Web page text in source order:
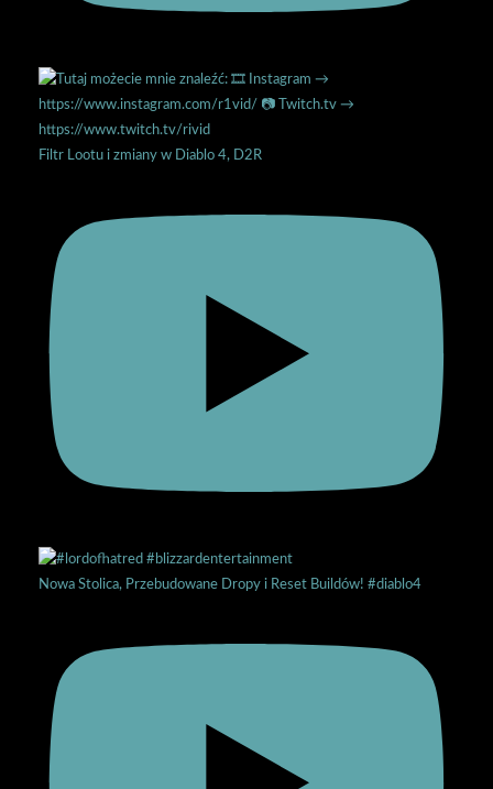
Filtr Lootu i zmiany w Diablo 4, D2R
Nowa Stolica, Przebudowane Dropy i Reset Buildów! #diablo4